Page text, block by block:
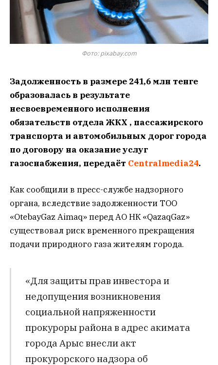
Фото: pixabay.com
Задолженность в размере 241,6 млн тенге
образовалась в результате
несвоевременного исполнения
обязательств отдела ЖКХ , пассажирского
транспорта и автомобильных дорог города
по договору на оказание услуг
газоснабжения, передаёт Centralmedia24.
Как сообщили в пресс-службе надзорного
органа, вследствие задолженности ТОО
«OtebayGaz Aimaq» перед АО НК «QazaqGaz»
существовал риск временного прекращения
подачи природного газа жителям города.
«Для защиты прав инвестора и
недопущения возникновения
социальной напряженности
прокуроры района в адрес акимата
города Арыс внесли акт
прокурорского надзора об